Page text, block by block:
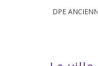
DPE